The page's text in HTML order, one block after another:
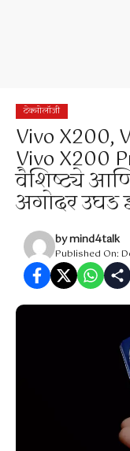
टेक्नोलॉजी
Vivo X200,
Vivo X200
वैशिष्ट्ये
अगोदर उघड
bymind4talk
Published On: